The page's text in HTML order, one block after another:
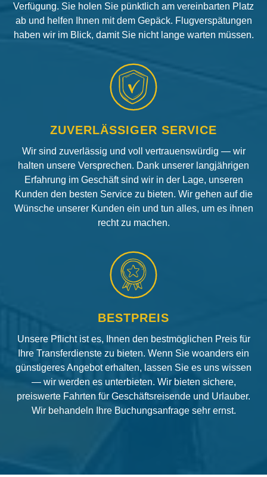
Verfügung. Sie holen Sie pünktlich am vereinbarten Platz
ab und helfen Ihnen mit dem Gepäck. Flugverspätungen
haben wir im Blick, damit Sie nicht lange warten müssen.
ZUVERLÄSSIGER SERVICE
Wir sind zuverlässig und voll vertrauenswürdig — wir
halten unsere Versprechen. Dank unserer langjährigen
Erfahrung im Geschäft sind wir in der Lage, unseren
Kunden den besten Service zu bieten. Wir gehen auf die
Wünsche unserer Kunden ein und tun alles, um es ihnen
recht zu machen.
BESTPREIS
Unsere Pflicht ist es, Ihnen den bestmöglichen Preis für
Ihre Transferdienste zu bieten. Wenn Sie woanders ein
günstigeres Angebot erhalten, lassen Sie es uns wissen
— wir werden es unterbieten. Wir bieten sichere,
preiswerte Fahrten für Geschäftsreisende und Urlauber.
Wir behandeln Ihre Buchungsanfrage sehr ernst.